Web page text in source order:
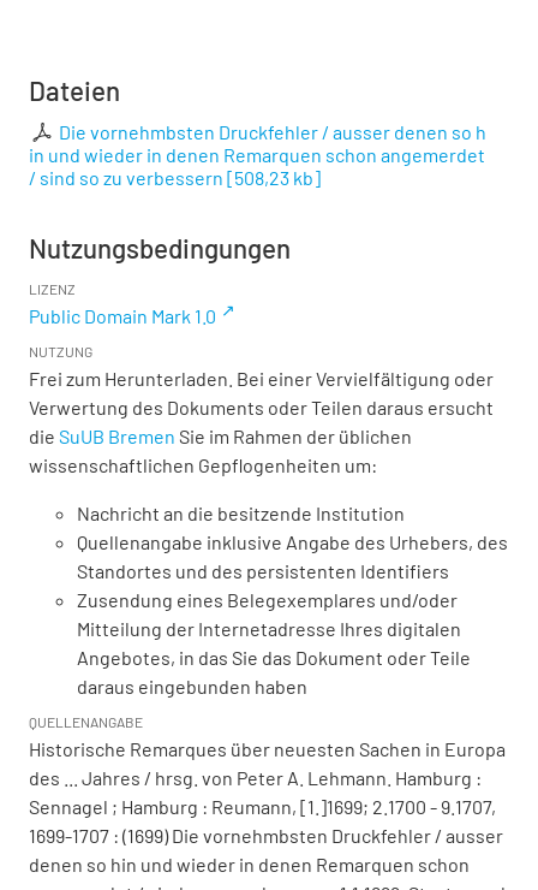
Dateien
Die vornehmbsten Druckfehler / ausser denen so h
in und wieder in denen Remarquen schon angemerdet
/ sind so zu verbessern [508,23 kb]
Nutzungsbedingungen
LIZENZ
Public Domain Mark 1.0
NUTZUNG
Frei zum Herunterladen. Bei einer Vervielfältigung oder
Verwertung des Dokuments oder Teilen daraus ersucht
die SuUB Bremen Sie im Rahmen der üblichen
wissenschaftlichen Gepflogenheiten um:
Nachricht an die besitzende Institution
Quellenangabe inklusive Angabe des Urhebers, des
Standortes und des persistenten Identifiers
Zusendung eines Belegexemplares und/oder
Mitteilung der Internetadresse Ihres digitalen
Angebotes, in das Sie das Dokument oder Teile
daraus eingebunden haben
QUELLENANGABE
Historische Remarques über neuesten Sachen in Europa
des ... Jahres / hrsg. von Peter A. Lehmann. Hamburg :
Sennagel ; Hamburg : Reumann, [1.]1699; 2.1700 - 9.1707,
1699-1707 : (1699) Die vornehmbsten Druckfehler / ausser
denen so hin und wieder in denen Remarquen schon